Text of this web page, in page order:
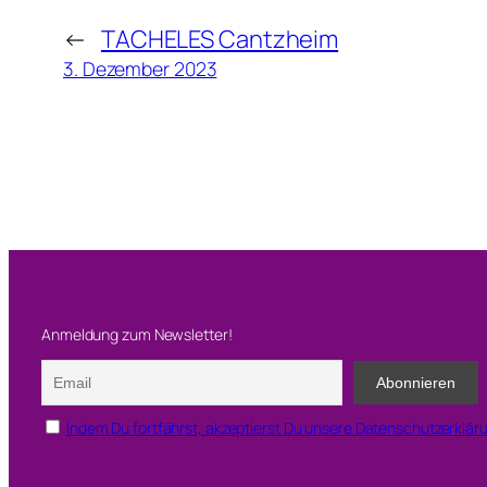
← TACHELES Cantzheim
3. Dezember 2023
Anmeldung zum Newsletter!
Indem Du fortfährst, akzeptierst Du unsere